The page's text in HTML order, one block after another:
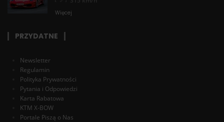
Więcej
PRZYDATNE
Newsletter
Regulamin
Polityka Prywatności
Pytania i Odpowiedzi
Karta Rabatowa
KTM X-BOW
Portale Piszą o Nas